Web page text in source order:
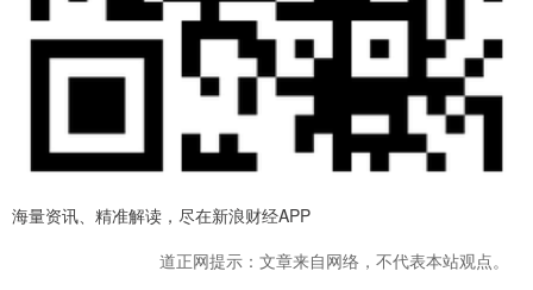
海量资讯、精准解读，尽在新浪财经APP
道正网提示：文章来自网络，不代表本站观点。